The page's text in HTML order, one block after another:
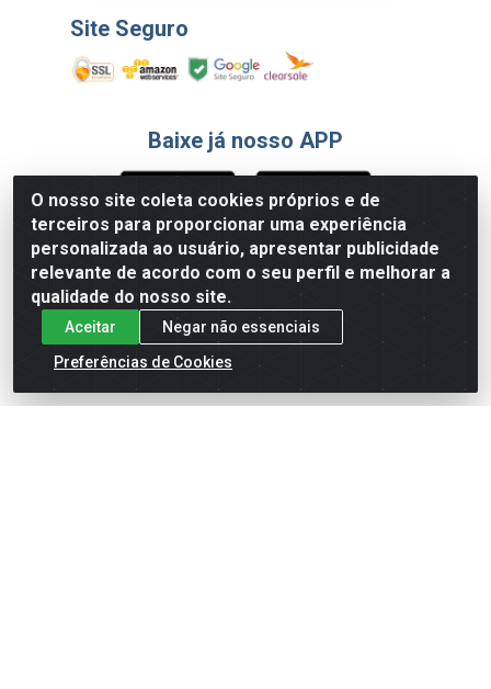
O nosso site coleta cookies próprios e de
terceiros para proporcionar uma experiência
personalizada ao usuário, apresentar publicidade
relevante de acordo com o seu perfil e melhorar a
qualidade do nosso site.
Aceitar
Negar não essenciais
Preferências de Cookies
Site Seguro
Baixe já nosso APP
Formas de Pagamento